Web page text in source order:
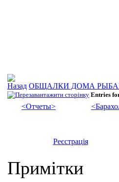
ОБЩАЛКИ ДОМА
Entries
<Отчеты>
Реєстрація
Примітки